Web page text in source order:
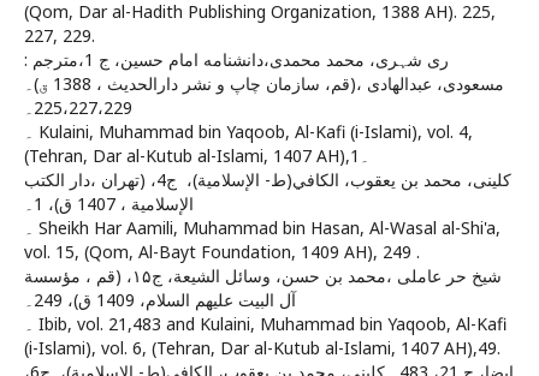
(Qom, Dar al-Hadith Publishing Organization, 1388 AH). 225,
227, 229.
ری شہری، محمد محمدی،دانشنامه امام حسین، ج 1،مترجم :
مسعودی، عبدالهادی ،(قم، سازمان چاپ و نشر دارالحدیث ، 1388 ق)۔
225،227،229۔
۔ Kulaini, Muhammad bin Yaqoob, Al-Kafi (i-Islami), vol. 4,
(Tehran, Dar al-Kutub al-Islami, 1407 AH),1۔
كلينى، محمد بن يعقوب‏، الكافي(ط- الإسلامية)، ‏ ج‏4، (تهران ،دار الكتب
الإسلامية ، 1407 ق‏)، 1۔
۔ Sheikh Har Aamili, Muhammad bin Hasan, Al-Wasal al-Shi'a,
vol. 15, (Qom, Al-Bayt Foundation, 1409 AH), 249 .
شيخ حر عاملى ،محمد بن حسن‏، وسائل الشيعة، ج‏۱۵، (قم‏ ، مؤسسة
آل البيت عليهم السلام‏، 1409 ق‏)، 249۔
۔ Ibib, vol. 21,483 and Kulaini, Muhammad bin Yaqoob, Al-Kafi
(i-Islami), vol. 6, (Tehran, Dar al-Kutub al-Islami, 1407 AH),49.